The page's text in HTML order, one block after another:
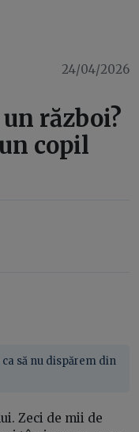
24/04/2026
război?
copil
să nu dispărem din
Zeci de mii de